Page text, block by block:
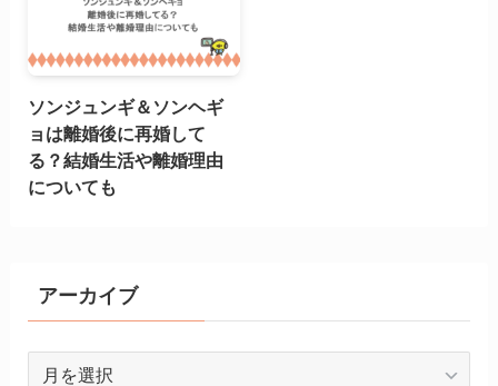
ソンジュンギ＆ソンヘギ
ョは離婚後に再婚して
る？結婚生活や離婚理由
についても
アーカイブ